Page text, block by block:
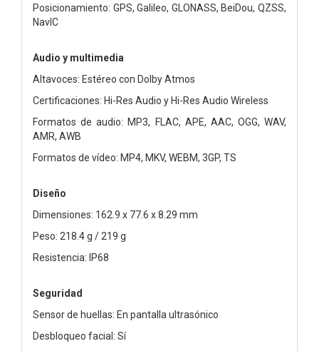
Posicionamiento: GPS, Galileo, GLONASS, BeiDou, QZSS,
NavIC
Audio y multimedia
Altavoces: Estéreo con Dolby Atmos
Certificaciones: Hi-Res Audio y Hi-Res Audio Wireless
Formatos de audio: MP3, FLAC, APE, AAC, OGG, WAV,
AMR, AWB
Formatos de vídeo: MP4, MKV, WEBM, 3GP, TS
Diseño
Dimensiones: 162.9 x 77.6 x 8.29 mm
Peso: 218.4 g / 219 g
Resistencia: IP68
Seguridad
Sensor de huellas: En pantalla ultrasónico
Desbloqueo facial: Sí